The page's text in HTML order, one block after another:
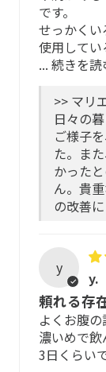
す。
*北米で唯一
ハーブにつ
ESCOP及び
しています。
ESCOP及び
て、石や虫な
いますが、マ
その後、薬剤
さらに独立機
書の自社評価
の有害物質の
す。
野生植物や有
たハーブのみ
1日1〜2杯程
としてたっぷ
食事の30分前
※妊娠中の方
ティーバッグ
す。摩擦や引
取り扱いくだ
安心して
厳選した原料
中・妊娠中は
アレルギ
て使用さ
です。
せっかく
使用してい
... 続きを読
>> マリ
日々の
ご様子
た。ま
かった
ん。貴
の改善
y
y.
頼れる存
よくお腹
濃いめで飲
3日くらい